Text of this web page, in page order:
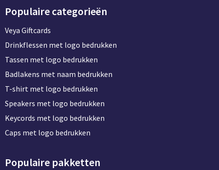
Populaire categorieën
Veya Giftcards
Drinkflessen met logo bedrukken
Tassen met logo bedrukken
Badlakens met naam bedrukken
T-shirt met logo bedrukken
Speakers met logo bedrukken
Keycords met logo bedrukken
Caps met logo bedrukken
Populaire pakketten